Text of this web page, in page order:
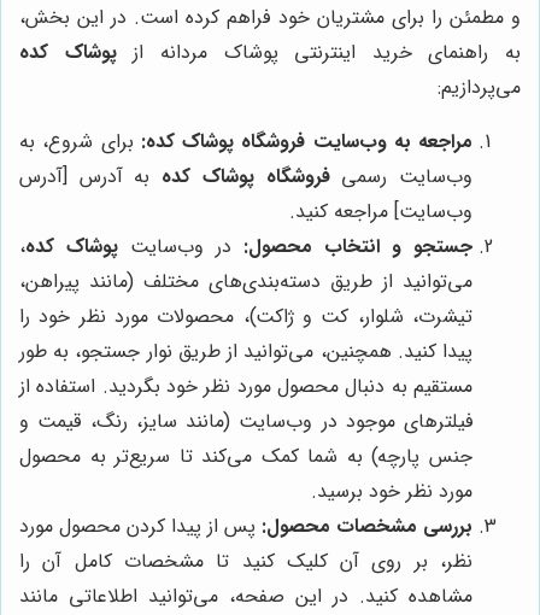
و مطمئن را برای مشتریان خود فراهم کرده است. در این بخش،
به راهنمای خرید اینترنتی پوشاک مردانه ازپوشاک کده
می‌پردازیم:
مراجعه به وب‌سایت فروشگاه پوشاک کده: برای شروع، به
وب‌سایت رسمیفروشگاه پوشاک کده به آدرس [آدرس
وب‌سایت] مراجعه کنید.
جستجو و انتخاب محصول: در وب‌سایت پوشاک کده،
می‌توانید از طریق دسته‌بندی‌های مختلف (مانند پیراهن،
تیشرت، شلوار، کت و ژاکت)، محصولات مورد نظر خود را
پیدا کنید. همچنین، می‌توانید از طریق نوار جستجو، به طور
مستقیم به دنبال محصول مورد نظر خود بگردید. استفاده از
فیلترهای موجود در وب‌سایت (مانند سایز، رنگ، قیمت و
جنس پارچه) به شما کمک می‌کند تا سریع‌تر به محصول
مورد نظر خود برسید.
بررسی مشخصات محصول: پس از پیدا کردن محصول مورد
نظر، بر روی آن کلیک کنید تا مشخصات کامل آن را
مشاهده کنید. در این صفحه، می‌توانید اطلاعاتی مانند